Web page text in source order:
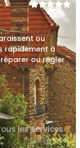
ou
rapidement à
ou régler
les services